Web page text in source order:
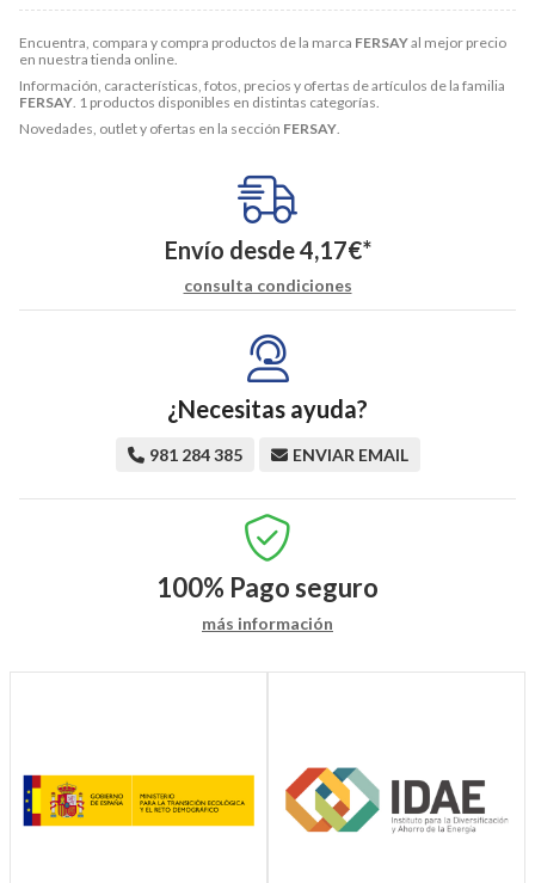
Encuentra, compara y compra productos de la marca FERSAYal mejor precio
en nuestra tienda online.
Información, características, fotos, precios y ofertas de artículos de la familia
FERSAY. 1 productos disponibles en distintas categorías.
Novedades, outlet y ofertas en la sección FERSAY.
Envío desde4,17€*
consulta condiciones
¿Necesitas ayuda?
981 284 385 ENVIAR EMAIL
100% Pago seguro
más información